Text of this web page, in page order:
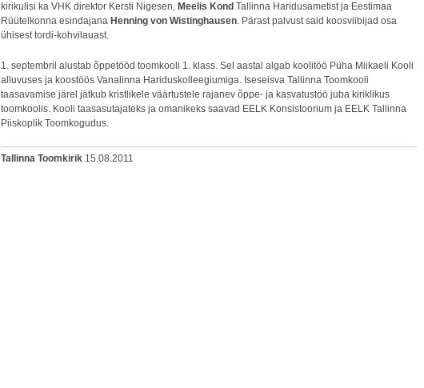
kirikulisi ka VHK direktor Kersti Nigesen, Meelis Kond Tallinna Haridusametist ja Eestimaa
Rüütelkonna esindajana Henning von Wistinghausen. Pärast palvust said koosviibijad osa
ühisest tordi-kohvilauast.
1. septembril alustab õppetööd toomkooli 1. klass. Sel aastal algab koolitöö Püha Miikaeli Kooli
alluvuses ja koostöös Vanalinna Hariduskolleegiumiga. Iseseisva Tallinna Toomkooli
taasavamise järel jätkub kristlikele väärtustele rajanev õppe- ja kasvatustöö juba kiriklikus
toomkoolis. Kooli taasasutajateks ja omanikeks saavad EELK Konsistoorium ja EELK Tallinna
Piiskoplik Toomkogudus.
Tallinna Toomkirik 15.08.2011